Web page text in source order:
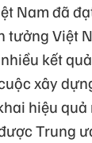
Nam đã
tưởng Việt
kết
xây
hiệu
Trung